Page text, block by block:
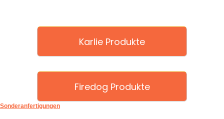
Karlie Produkte
Firedog Produkte
Sonderanfertigungen